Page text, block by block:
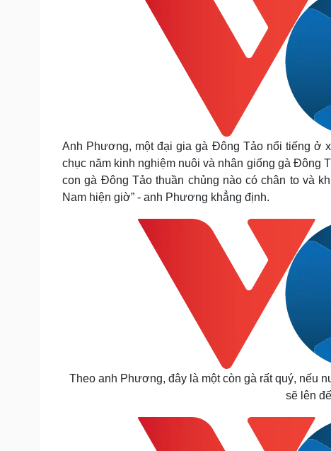
Anh Phương, một đại gia gà Đông Tảo nổi tiếng ở
chục năm kinh nghiệm nuôi và nhân giống gà Đông
con gà Đông Tảo thuần chủng nào có chân to và
Nam hiện giờ” - anh Phương khẳng định.
Theo anh Phương, đây là một còn gà rất quý, nếu
sẽ lên